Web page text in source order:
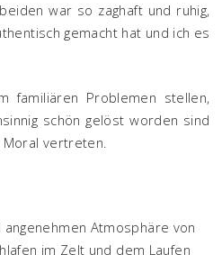
war so zaghaft und ruhig,
gemacht hat und ich es
familiären Problemen stellen,
schön gelöst worden sind
Moral vertreten.
Atmosphäre von
im Zelt und dem Laufen